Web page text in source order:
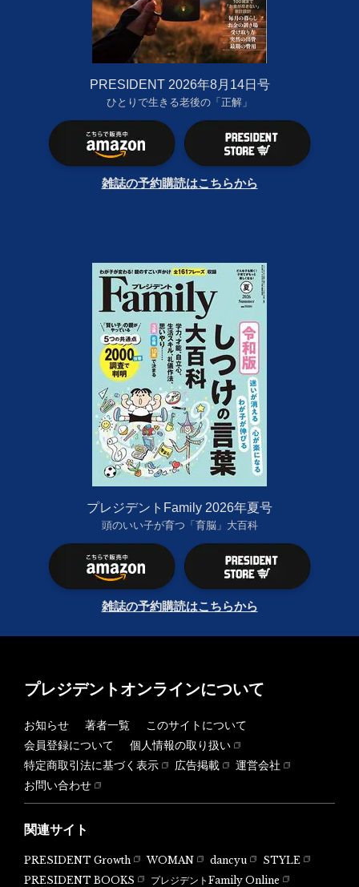
PRESIDENT 2026年8月14日号
ひとりで生きる老後の「正解」
雑誌の予約購読はこちらから
プレジデントFamily 2026年夏号
頭のいい子が育つ「育脳」大百科
雑誌の予約購読はこちらから
プレジデントオンラインについて
お知らせ 著者一覧
このサイトについて
会員登録について
個人情報の取り扱い
特定商取引法に基づく表示
広告掲載
運営会社
お問い合わせ
関連サイト
PRESIDENT Growth WOMAN dancyu
STYLE
PRESIDENT BOOKS
プレジデントFamily Online